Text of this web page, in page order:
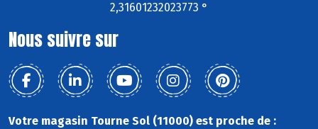
2,31601232023773 °
Nous suivre sur
Votre magasin Tourne Sol (11000) est proche de :